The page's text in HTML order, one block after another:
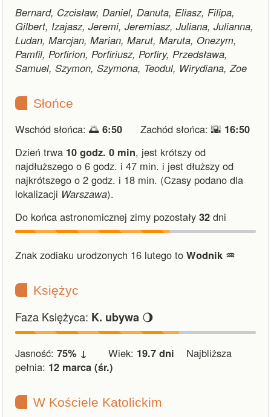
Bernard, Czcisław, Daniel, Danuta, Eliasz, Filipa,
Gilbert, Izajasz, Jeremi, Jeremiasz, Juliana, Julianna,
Ludan, Marcjan, Marian, Marut, Maruta, Onezym,
Pamfil, Porfirion, Porfiriusz, Porfiry, Przedsława,
Samuel, Szymon, Szymona, Teodul, Wirydiana, Zoe
Słońce
Wschód słońca: 🌅 6:50 Zachód słońca: 🌇 16:50
Dzień trwa 10 godz. 0 min, jest krótszy od
najdłuższego o 6 godz. i 47 min. i jest dłuższy od
najkrótszego o 2 godz. i 18 min. (Czasy podano dla
lokalizacji Warszawa).
Do końca astronomicznej zimy pozostały 32 dni
Znak zodiaku urodzonych 16 lutego to Wodnik ♒︎
Księżyc
Faza Księżyca: K. ubywa 🌖
Jasność: 75% ↓ Wiek: 19.7 dni Najbliższa
pełnia: 12 marca (śr.)
W Kościele Katolickim